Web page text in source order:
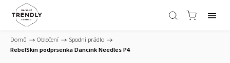
Domů / Oblečení / Spodní prádlo /
RebelSkin podprsenka Dancink Needles P4